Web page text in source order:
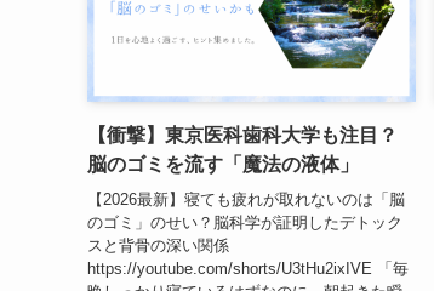
【衝撃】東京医科歯科大学も注目？
脳のゴミを流す「魔法の液体」
【2026最新】寝ても疲れが取れないのは「脳
のゴミ」のせい？脳科学が証明したデトック
スと背骨の深い関係
https://youtube.com/shorts/U3tHu2ixIVE 「毎